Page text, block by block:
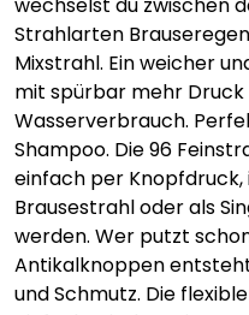
Strahlarten
Mixstrahl. Ein weicher
mit spürbar mehr
Wasserverbrauch.
Shampoo. Die 96
einfach per
Brausestrahl oder als
werden. Wer putzt
Antikalknoppen
und Schmutz. Die